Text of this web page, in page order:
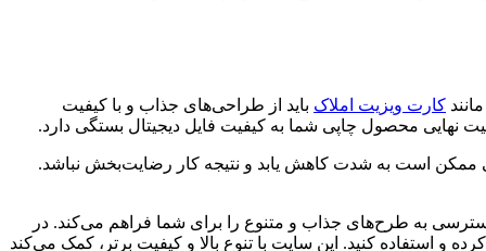
کارت ویزیت املاک باید از طراحی‌های جذاب و با کیفیت
نهایی محصول چاپی شما به کیفیت فایل دیجیتال بستگی دارد.
ممکن است به شدت کاهش یابد و نتیجه کار رضایت‌بخش نباشد.
به طرح‌های جذاب و متنوع را برای شما فراهم می‌کند. در
و استفاده کنید. این سایت با تنوع بالا و کیفیت برتر، کمک می‌کند